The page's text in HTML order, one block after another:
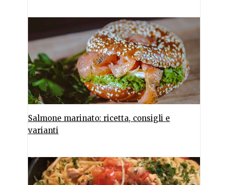
Salmone marinato: ricetta, consigli e
varianti